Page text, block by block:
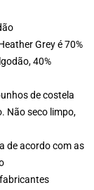
Grey é 70%
40%
de costela
Não seco limpo,
de acordo com as